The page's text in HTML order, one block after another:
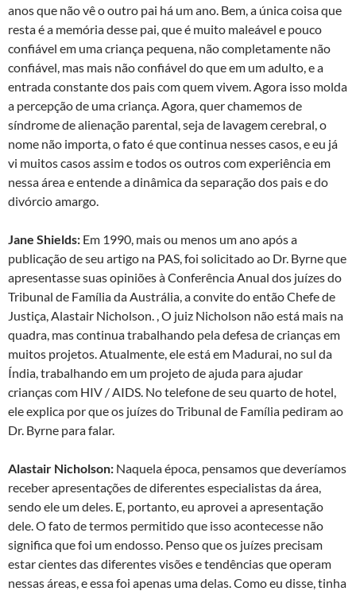
anos que não vê o outro pai há um ano. Bem, a única coisa que
resta é a memória desse pai, que é muito maleável e pouco
confiável em uma criança pequena, não completamente não
confiável, mas mais não confiável do que em um adulto, e a
entrada constante dos pais com quem vivem. Agora isso molda
a percepção de uma criança. Agora, quer chamemos de
síndrome de alienação parental, seja de lavagem cerebral, o
nome não importa, o fato é que continua nesses casos, e eu já
vi muitos casos assim e todos os outros com experiência em
nessa área e entende a dinâmica da separação dos pais e do
divórcio amargo.
Jane Shields: Em 1990, mais ou menos um ano após a
publicação de seu artigo na PAS, foi solicitado ao Dr. Byrne que
apresentasse suas opiniões à Conferência Anual dos juízes do
Tribunal de Família da Austrália, a convite do então Chefe de
Justiça, Alastair Nicholson. , O juiz Nicholson não está mais na
quadra, mas continua trabalhando pela defesa de crianças em
muitos projetos. Atualmente, ele está em Madurai, no sul da
Índia, trabalhando em um projeto de ajuda para ajudar
crianças com HIV / AIDS. No telefone de seu quarto de hotel,
ele explica por que os juízes do Tribunal de Família pediram ao
Dr. Byrne para falar.
Alastair Nicholson: Naquela época, pensamos que deveríamos
receber apresentações de diferentes especialistas da área,
sendo ele um deles. E, portanto, eu aprovei a apresentação
dele. O fato de termos permitido que isso acontecesse não
significa que foi um endosso. Penso que os juízes precisam
estar cientes das diferentes visões e tendências que operam
nessas áreas, e essa foi apenas uma delas. Como eu disse, tinha